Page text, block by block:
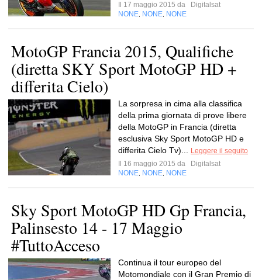
Il 17 maggio 2015 da
Digitalsat
NONE NONE NONE
MotoGP Francia 2015, Qualifiche
(diretta SKY Sport MotoGP HD +
differita Cielo)
La sorpresa in cima alla classifica
della prima giornata di prove libere
della MotoGP in Francia (diretta
esclusiva Sky Sport MotoGP HD e
differita Cielo Tv)...
Leggere il seguito
Il 16 maggio 2015 da
Digitalsat
NONE NONE NONE
Sky Sport MotoGP HD Gp Francia,
Palinsesto 14 - 17 Maggio
#TuttoAcceso
Continua il tour europeo del
Motomondiale con il Gran Premio di